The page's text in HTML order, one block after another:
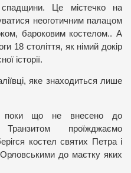
спадщини. Це містечко на
неоготичним палацом
бароковим костелом.. А
18 століття, як німий докір
історії.
яке знаходиться лише
поки що не внесено до
проїжджаємо
костел святих Петра і
до маєтку яких